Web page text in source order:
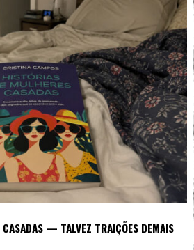
CASADAS — TALVEZ TRAIÇÕES DEMAIS